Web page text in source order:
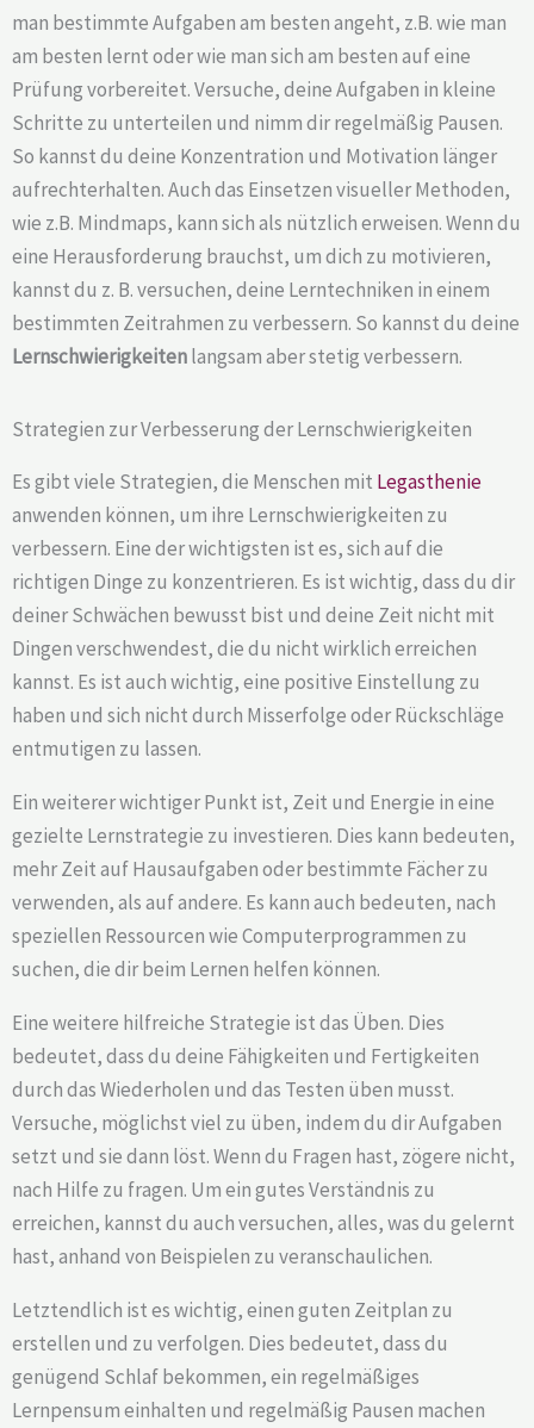
man bestimmte Aufgaben am besten angeht, z.B. wie man
am besten lernt oder wie man sich am besten auf eine
Prüfung vorbereitet. Versuche, deine Aufgaben in kleine
Schritte zu unterteilen und nimm dir regelmäßig Pausen.
So kannst du deine Konzentration und Motivation länger
aufrechterhalten. Auch das Einsetzen visueller Methoden,
wie z.B. Mindmaps, kann sich als nützlich erweisen. Wenn du
eine Herausforderung brauchst, um dich zu motivieren,
kannst du z. B. versuchen, deine Lerntechniken in einem
bestimmten Zeitrahmen zu verbessern. So kannst du deine
Lernschwierigkeitenlangsam aber stetig verbessern.
Strategien zur Verbesserung der Lernschwierigkeiten
Es gibt viele Strategien, die Menschen mit Legasthenie
anwenden können, um ihre Lernschwierigkeiten zu
verbessern. Eine der wichtigsten ist es, sich auf die
richtigen Dinge zu konzentrieren. Es ist wichtig, dass du dir
deiner Schwächen bewusst bist und deine Zeit nicht mit
Dingen verschwendest, die du nicht wirklich erreichen
kannst. Es ist auch wichtig, eine positive Einstellung zu
haben und sich nicht durch Misserfolge oder Rückschläge
entmutigen zu lassen.
Ein weiterer wichtiger Punkt ist, Zeit und Energie in eine
gezielte Lernstrategie zu investieren. Dies kann bedeuten,
mehr Zeit auf Hausaufgaben oder bestimmte Fächer zu
verwenden, als auf andere. Es kann auch bedeuten, nach
speziellen Ressourcen wie Computerprogrammen zu
suchen, die dir beim Lernen helfen können.
Eine weitere hilfreiche Strategie ist das Üben. Dies
bedeutet, dass du deine Fähigkeiten und Fertigkeiten
durch das Wiederholen und das Testen üben musst.
Versuche, möglichst viel zu üben, indem du dir Aufgaben
setzt und sie dann löst. Wenn du Fragen hast, zögere nicht,
nach Hilfe zu fragen. Um ein gutes Verständnis zu
erreichen, kannst du auch versuchen, alles, was du gelernt
hast, anhand von Beispielen zu veranschaulichen.
Letztendlich ist es wichtig, einen guten Zeitplan zu
erstellen und zu verfolgen. Dies bedeutet, dass du
genügend Schlaf bekommen, ein regelmäßiges
Lernpensum einhalten und regelmäßig Pausen machen